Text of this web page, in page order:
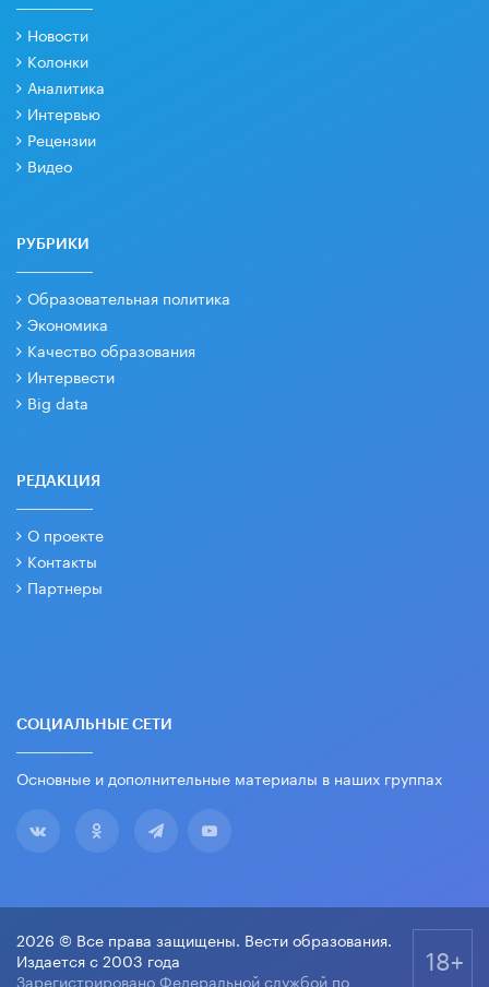
Новости
Колонки
Аналитика
Интервью
Рецензии
Видео
РУБРИКИ
Образовательная политика
Экономика
Качество образования
Интервести
Big data
РЕДАКЦИЯ
О проекте
Контакты
Партнеры
СОЦИАЛЬНЫЕ СЕТИ
Основные и дополнительные материалы в наших группах
2026 © Все права защищены. Вести образования.
Издается с 2003 года
Зарегистрировано Федеральной службой по
18+